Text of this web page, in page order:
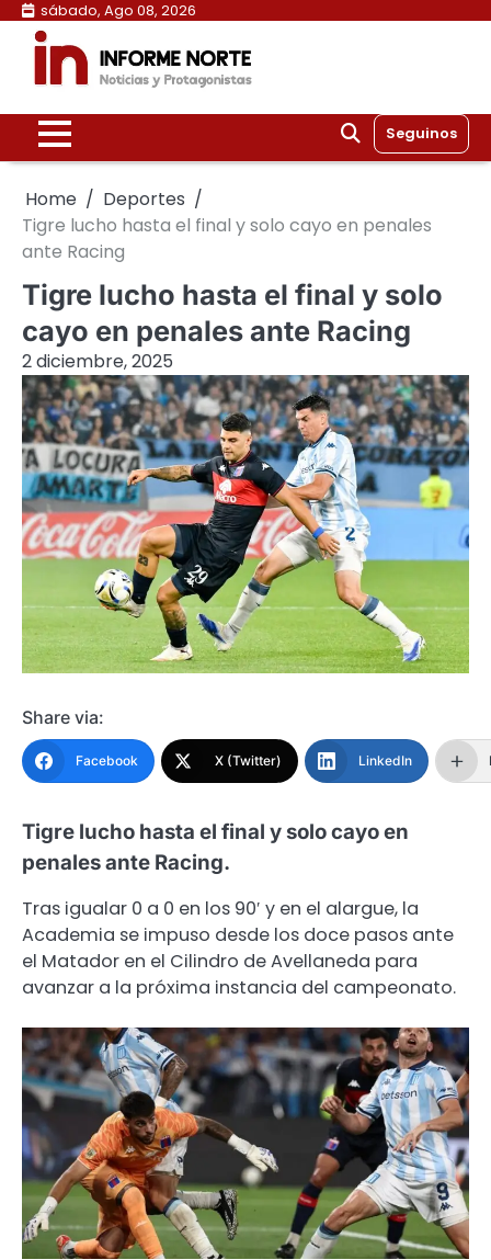
Skip
content
sábado, Ago 08, 2026
Seguinos
Home
Deportes
Tigre lucho hasta el final y solo cayo en penales
ante Racing
Tigre lucho hasta el final y solo
cayo en penales ante Racing
2 diciembre, 2025
Share via:
Facebook X (Twitter) LinkedIn
Tigre lucho hasta el final y solo cayo en
penales ante Racing.
Tras igualar 0 a 0 en los 90′ y en el alargue, la
Academia se impuso desde los doce pasos ante
el Matador en el Cilindro de Avellaneda para
avanzar a la próxima instancia del campeonato.